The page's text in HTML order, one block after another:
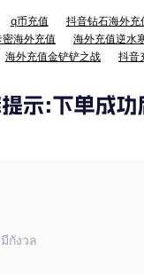
q币充值 抖音钻石海外充
海外充值
海外充值逆水
海外充值金铲铲之战
抖音
กังวล